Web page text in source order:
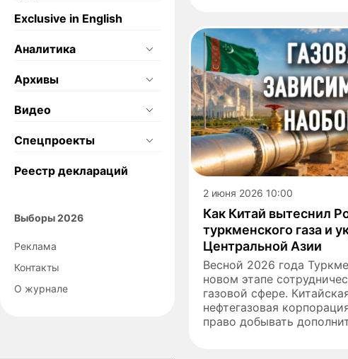
Exclusive in English
Аналитика
Архивы
Видео
Спецпроекты
Реестр деклараций
Выборы 2026
Реклама
Контакты
О журнале
2 июня 2026 10:00
Как Китай вытеснил
туркменского газа и
Центральной Азии
Весной 2026 года
новом этапе
газовой сфере.
нефтегазовая
право добывать